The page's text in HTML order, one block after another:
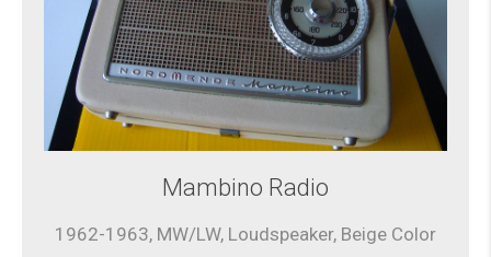
Mambino Radio
1962-1963, MW/LW, Loudspeaker, Beige Color